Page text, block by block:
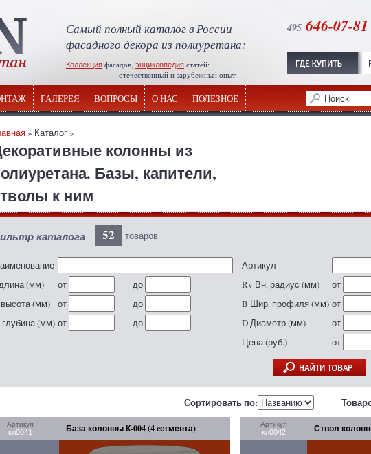
Самый полный каталог в России
фасадного декора из полиуретана:
Коллекция фасадов, энциклопедия статей:
отечественный и зарубежный опыт
495 646-07-81
ГАЛЕРЕЯ ВОПРОСЫ О НАС ПОЛЕЗНОЕ
» Каталог »
колонны из
Базы, капители,
к ним
каталога 52 товаров
(мм)
от
до
(мм)
от
до
глубина (мм) от до
Артикул
Rv Вн. радиус (мм)
от
B Шир. профиля (мм) от
D Диаметр (мм)
от
Цена (руб.)
от
Сортировать по:
Артикул
кл0041 База колонны К-004 (4 cегмента) Артикул
кл0042 Ствол